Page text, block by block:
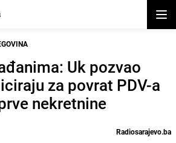
Uk pozvao
za povrat PDV-a
nekretnine
Radiosarajevo.ba